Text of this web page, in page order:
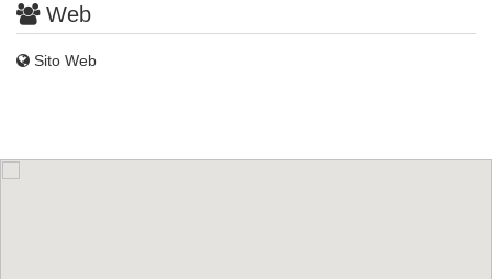
Web
Sito Web